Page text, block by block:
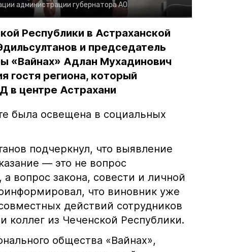
администрации губернатора АО
Республики в Астраханской
и председатель
«Вайнах» Адлан Мухадинович
гостя региона, который
в центре Астрахани
была освещена в социальных
подчеркнул, что выявление
— это не вопрос
вопрос закона, совести и личной
что виновник уже
действий сотрудников
коллег из Чеченской Республики.
общества «Вайнах»,